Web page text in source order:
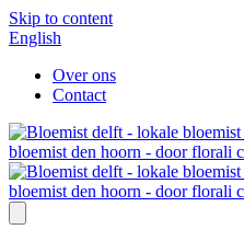
Skip to content
English
Over ons
Contact